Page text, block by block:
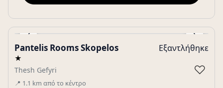
‹ ›
Gallery
Pantelis Rooms Skopelos
★
Thesh Gefyri
📍 1.1 km από το κέντρο
Εξαντλήθηκε
♡